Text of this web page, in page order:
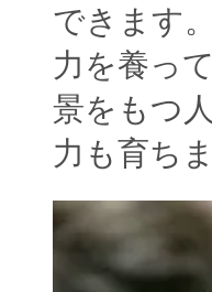
できます
力を養っ
景をもつ
力も育ちま